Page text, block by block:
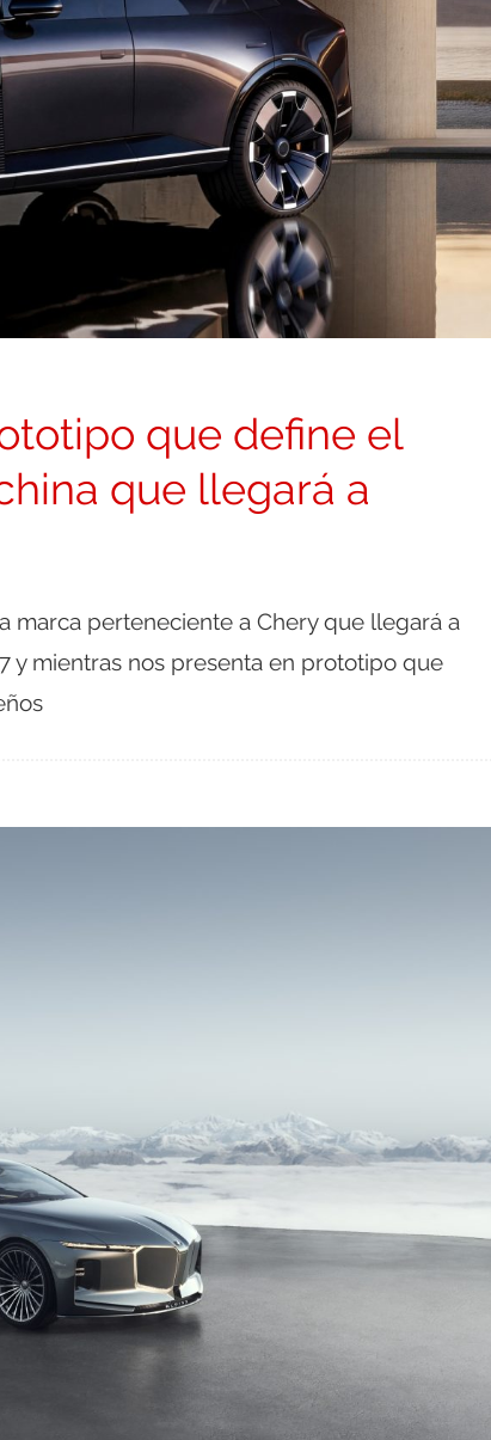
que define el
que llegará a
marca perteneciente a Chery que llegará a
y mientras nos presenta en prototipo que